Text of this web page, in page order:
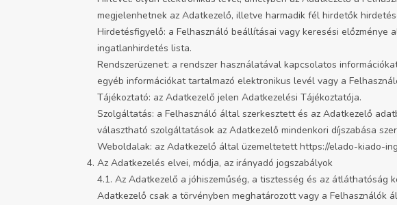
megjelenhetnek az Adatkezelő, illetve harmadik fél hirdetők
Hirdetésfigyelő: a Felhasználó beállításai vagy keresési
ingatlanhirdetés lista.
Rendszerüzenet: a rendszer használatával kapcsolatos
egyéb információkat tartalmazó elektronikus levél vagy a
Tájékoztató: az Adatkezelő jelen Adatkezelési Tájékoztatója.
Szolgáltatás: a Felhasználó által szerkesztett és az Adatkezelő
választható szolgáltatások az Adatkezelő mindenkori díjszabása
Weboldalak: az Adatkezelő által üzemeltetett https://elado-kiado-
Az Adatkezelés elvei, módja, az irányadó jogszabályok
4.1. Az Adatkezelő a jóhiszeműség, a tisztesség és az
Adatkezelő csak a törvényben meghatározott vagy a Felhasználók